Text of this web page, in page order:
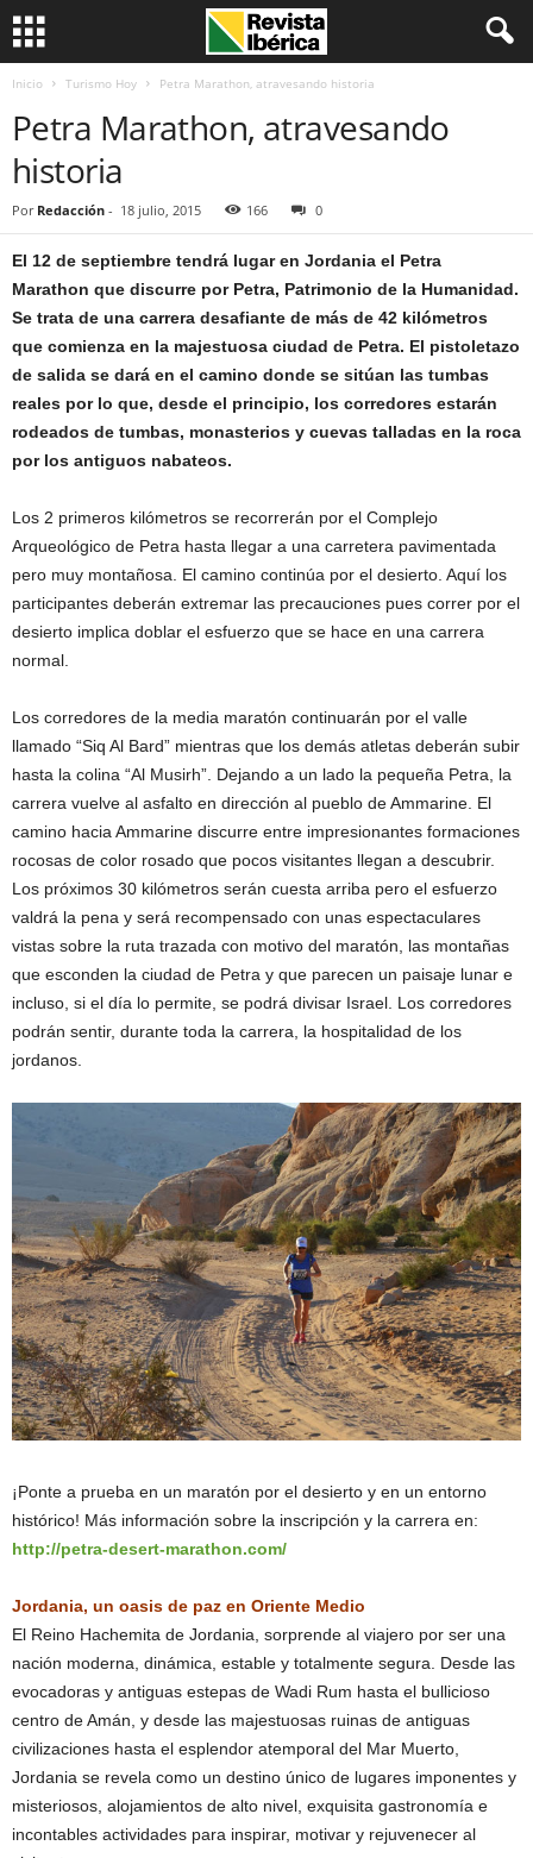
Inicio Turismo Hoy Petra Marathon, atravesando historia
Petra Marathon, atravesando
historia
Por Redacción - 18 julio, 2015 166 0
El 12 de septiembre tendrá lugar en Jordania el Petra
Marathon que discurre por Petra, Patrimonio de la Humanidad.
Se trata de una carrera desafiante de más de 42 kilómetros
que comienza en la majestuosa ciudad de Petra. El pistoletazo
de salida se dará en el camino donde se sitúan las tumbas
reales por lo que, desde el principio, los corredores estarán
rodeados de tumbas, monasterios y cuevas talladas en la roca
por los antiguos nabateos.
Los 2 primeros kilómetros se recorrerán por el Complejo
Arqueológico de Petra hasta llegar a una carretera pavimentada
pero muy montañosa. El camino continúa por el desierto. Aquí los
participantes deberán extremar las precauciones pues correr por el
desierto implica doblar el esfuerzo que se hace en una carrera
normal.
Los corredores de la media maratón continuarán por el valle
llamado “Siq Al Bard” mientras que los demás atletas deberán subir
hasta la colina “Al Musirh”. Dejando a un lado la pequeña Petra, la
carrera vuelve al asfalto en dirección al pueblo de Ammarine. El
camino hacia Ammarine discurre entre impresionantes formaciones
rocosas de color rosado que pocos visitantes llegan a descubrir.
Los próximos 30 kilómetros serán cuesta arriba pero el esfuerzo
valdrá la pena y será recompensado con unas espectaculares
vistas sobre la ruta trazada con motivo del maratón, las montañas
que esconden la ciudad de Petra y que parecen un paisaje lunar e
incluso, si el día lo permite, se podrá divisar Israel. Los corredores
podrán sentir, durante toda la carrera, la hospitalidad de los
jordanos.
¡Ponte a prueba en un maratón por el desierto y en un entorno
histórico! Más información sobre la inscripción y la carrera en:
http://petra-desert-marathon.com/
Jordania, un oasis de paz en Oriente Medio
El Reino Hachemita de Jordania, sorprende al viajero por ser una
nación moderna, dinámica, estable y totalmente segura. Desde las
evocadoras y antiguas estepas de Wadi Rum hasta el bullicioso
centro de Amán, y desde las majestuosas ruinas de antiguas
civilizaciones hasta el esplendor atemporal del Mar Muerto,
Jordania se revela como un destino único de lugares imponentes y
misteriosos, alojamientos de alto nivel, exquisita gastronomía e
incontables actividades para inspirar, motivar y rejuvenecer al